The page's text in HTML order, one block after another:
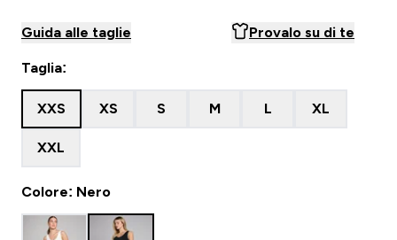
Guida alle taglie Provalo su di te
Taglia:
XXS XS S M L XL
XXL
Colore: Nero